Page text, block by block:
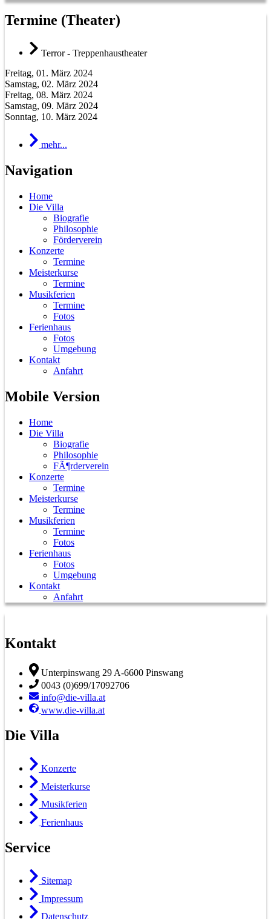
Termine (Theater)
Terror - Treppenhaustheater
Freitag, 01. März 2024
Samstag, 02. März 2024
Freitag, 08. März 2024
Samstag, 09. März 2024
Sonntag, 10. März 2024
mehr...
Navigation
Home
Die Villa
Biografie
Philosophie
Förderverein
Konzerte
Termine
Meisterkurse
Termine
Musikferien
Termine
Fotos
Ferienhaus
Fotos
Umgebung
Kontakt
Anfahrt
Mobile Version
Home
Die Villa
Biografie
Philosophie
FÃ¶rderverein
Konzerte
Termine
Meisterkurse
Termine
Musikferien
Termine
Fotos
Ferienhaus
Fotos
Umgebung
Kontakt
Anfahrt
Kontakt
Unterpinswang 29 A-6600 Pinswang
0043 (0)699/17092706
info@die-villa.at
www.die-villa.at
Die Villa
Konzerte
Meisterkurse
Musikferien
Ferienhaus
Service
Sitemap
Impressum
Datenschutz